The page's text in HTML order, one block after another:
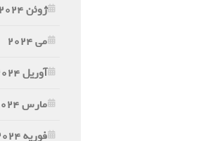
ژوئن 2024
می 2024
آوریل 2024
مارس 2024
فوریه 2024